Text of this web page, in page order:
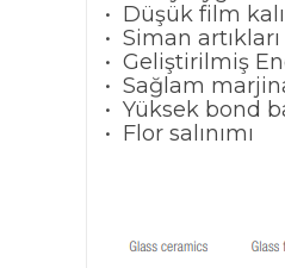
• Düşük film
• Siman
• Geliştirilmiş
• Sağlam
• Yüksek bond
• Flor salınımı